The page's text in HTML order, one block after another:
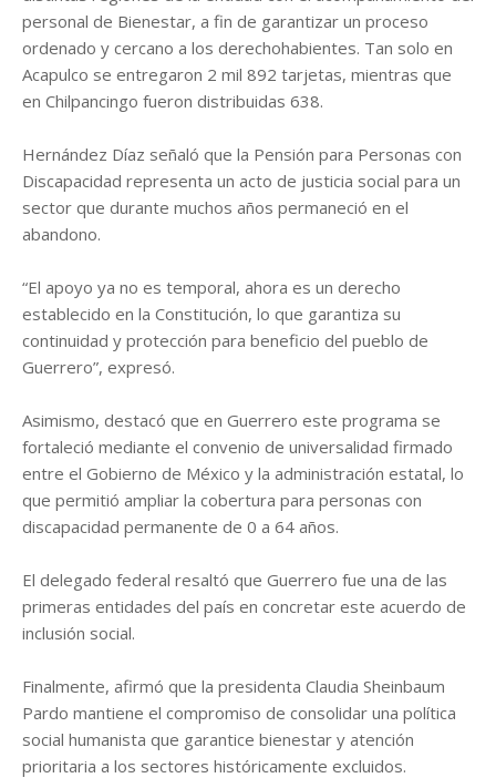
personal de Bienestar, a fin de garantizar un proceso
ordenado y cercano a los derechohabientes. Tan solo en
Acapulco se entregaron 2 mil 892 tarjetas, mientras que
en Chilpancingo fueron distribuidas 638.
Hernández Díaz señaló que la Pensión para Personas con
Discapacidad representa un acto de justicia social para un
sector que durante muchos años permaneció en el
abandono.
“El apoyo ya no es temporal, ahora es un derecho
establecido en la Constitución, lo que garantiza su
continuidad y protección para beneficio del pueblo de
Guerrero”, expresó.
Asimismo, destacó que en Guerrero este programa se
fortaleció mediante el convenio de universalidad firmado
entre el Gobierno de México y la administración estatal, lo
que permitió ampliar la cobertura para personas con
discapacidad permanente de 0 a 64 años.
El delegado federal resaltó que Guerrero fue una de las
primeras entidades del país en concretar este acuerdo de
inclusión social.
Finalmente, afirmó que la presidenta Claudia Sheinbaum
Pardo mantiene el compromiso de consolidar una política
social humanista que garantice bienestar y atención
prioritaria a los sectores históricamente excluidos.